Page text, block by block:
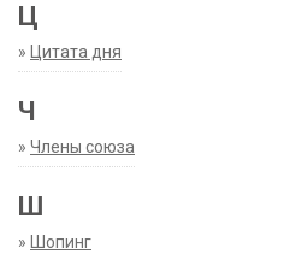
Ц
» Цитата дня
Ч
» Члены союза
Ш
» Шопинг